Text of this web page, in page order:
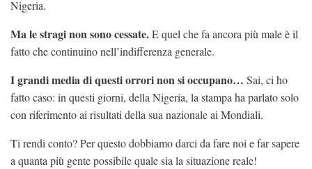
Nigeria.
Ma le stragi non sono cessate.E quel che fa ancora più male è il
fatto che continuino nell’indifferenza generale.
I grandi media di questi orrori non si occupano… Sai, ci ho
fatto caso: in questi giorni, della Nigeria, la stampa ha parlato solo
con riferimento ai risultati della sua nazionale ai Mondiali.
Ti rendi conto? Per questo dobbiamo darci da fare noi e far sapere
a quanta più gente possibile quale sia la situazione reale!